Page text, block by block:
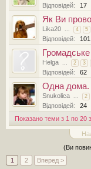
Відповідей:
17
Як Ви
Lika20 ... 4 5
Відповідей: 101
Нelga ... 2 3
Відповідей: 62
Одна дома.
Snukolica ... 2
Відповідей: 24
Показано теми з 1 по 20
(Ви
1
2 Вперед >